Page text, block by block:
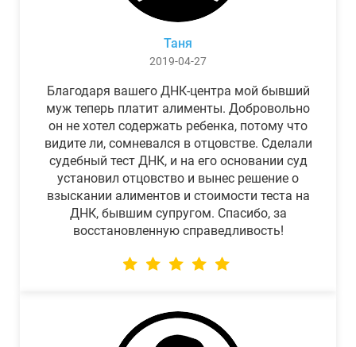
Таня
2019-04-27
Благодаря вашего ДНК-центра мой бывший
муж теперь платит алименты. Добровольно
он не хотел содержать ребенка, потому что
видите ли, сомневался в отцовстве. Сделали
судебный тест ДНК, и на его основании суд
установил отцовство и вынес решение о
взыскании алиментов и стоимости теста на
ДНК, бывшим супругом. Спасибо, за
восстановленную справедливость!